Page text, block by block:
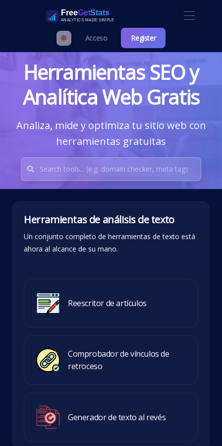
Acceso Register
Herramientas SEO y
Analítica Web Gratis
Analiza, mide y optimiza tu sitio web con
herramientas gratuitas
Herramientas de análisis de texto
Un conjunto completo de herramientas de texto está
ahora al alcance de su mano.
Reescritor de artículos
Comprobador de vínculos de
retroceso
Generador de texto al revés